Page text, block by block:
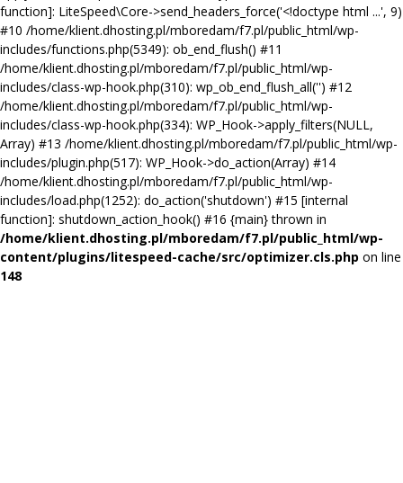
function]: LiteSpeed\Core->send_headers_force('<!doctype html ...', 9)
#10 /home/klient.dhosting.pl/mboredam/f7.pl/public_html/wp-
includes/functions.php(5349): ob_end_flush() #11
/home/klient.dhosting.pl/mboredam/f7.pl/public_html/wp-
includes/class-wp-hook.php(310): wp_ob_end_flush_all('') #12
/home/klient.dhosting.pl/mboredam/f7.pl/public_html/wp-
includes/class-wp-hook.php(334): WP_Hook->apply_filters(NULL,
Array) #13 /home/klient.dhosting.pl/mboredam/f7.pl/public_html/wp-
includes/plugin.php(517): WP_Hook->do_action(Array) #14
/home/klient.dhosting.pl/mboredam/f7.pl/public_html/wp-
includes/load.php(1252): do_action('shutdown') #15 [internal
function]: shutdown_action_hook() #16 {main} thrown in
/home/klient.dhosting.pl/mboredam/f7.pl/public_html/wp-
content/plugins/litespeed-cache/src/optimizer.cls.php on line
148